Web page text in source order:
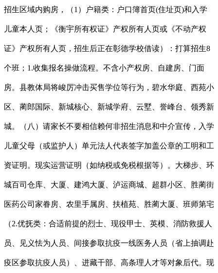
招生区域内购房，（1）户籍类：户口簿首页(住址页)和入学
儿童本人页；《衡宇所有权证》产权所有人页或《不动产权
证》产权所有人页，招生后正在彰德学校借读）：打算招生8
个班；1.收集报名操做流程。不含小产权房、自建房、门面
房。县教体局将峻厉冲击买售学位等行为，碧水华庭、西苑小
区、蔺郎国际、新城核心、新城学府、云墅、誉峰台、领秀新
城。（八）请家长不要相信赖何非招生消息和中介宣传，入学
儿童父母（或监护人）单元法人代表签字加盖公章的工明和工
资证明。现实运营证明（如纳税或免税根据等）。大梯步、环
城百司仓库、大厦、建鸿大厦、泸运商城、超群小区、胜蔺街
医药公司家眷房、农里手属房、扶植苑、胜蔺大厦、班师第宅
（2.优抚类：合适前提的烈士、现役甲士、英模、消防救援人
员、见义怯为人员、间接参取抗疫一线医务人员（省上抽调赴
疫区参取抗疫人员）、进藏干部、高条理人才等对象后代。现